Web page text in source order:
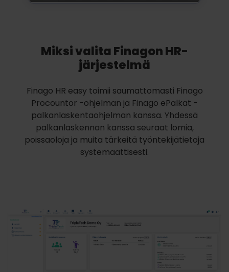
Miksi valita Finagon HR-
järjestelmä
Finago HR easy toimii saumattomasti Finago
Procountor -ohjelman ja Finago ePalkat -
palkanlaskentaohjelman kanssa. Yhdessä
palkanlaskennan kanssa seuraat lomia,
poissaoloja ja muita tärkeitä työntekijätietoja
systemaattisesti.